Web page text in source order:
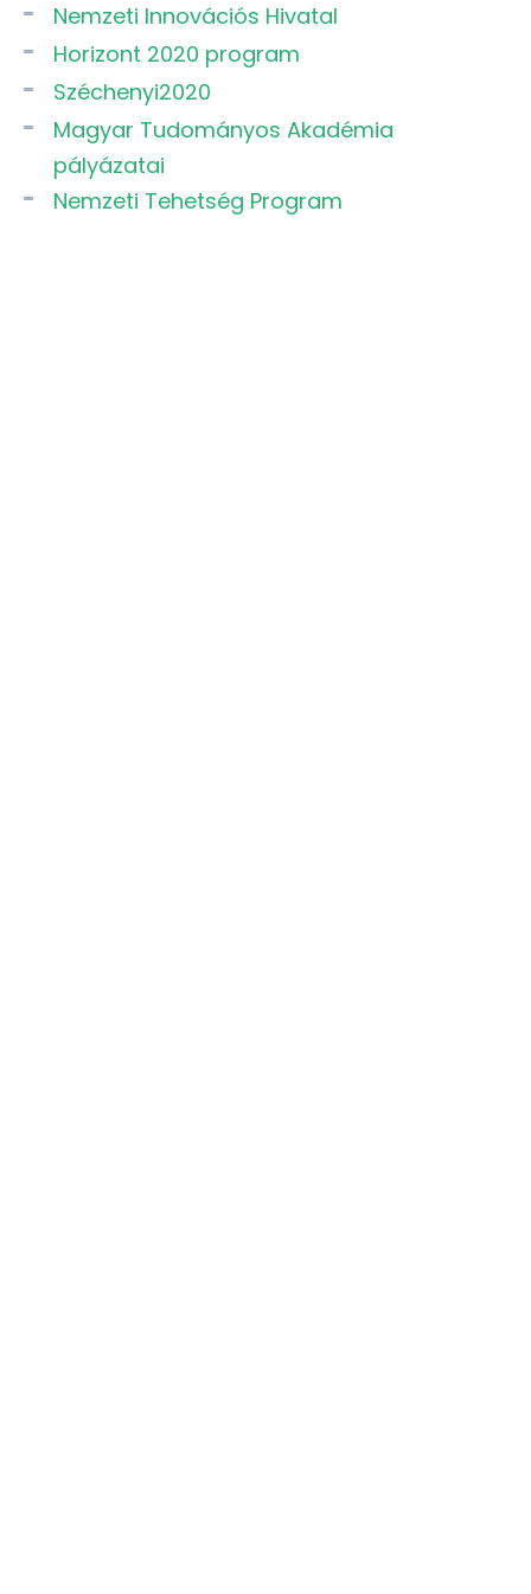
Nemzeti Innovációs Hivatal
Horizont 2020 program
Széchenyi2020
Magyar Tudományos Akadémia
pályázatai
Nemzeti Tehetség Program